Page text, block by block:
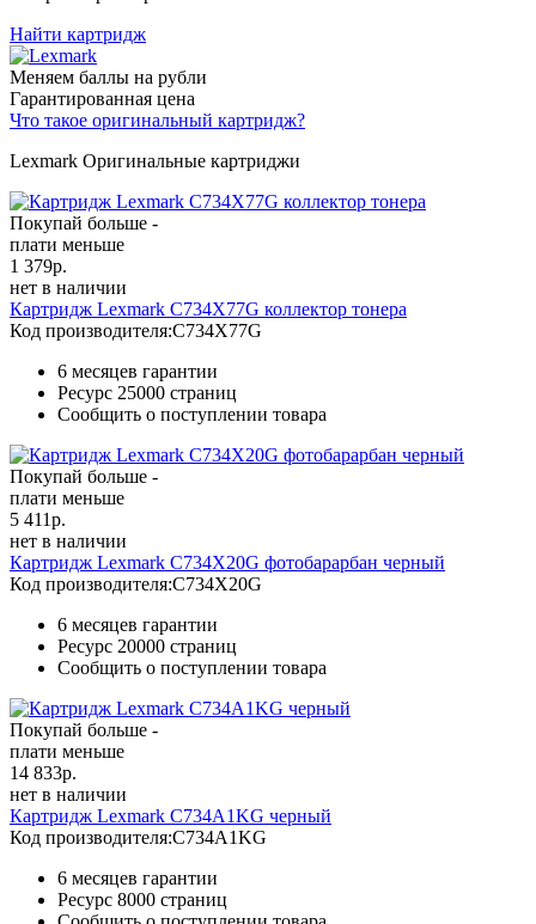
Найти картридж
Меняем баллы на рубли
Гарантированная цена
Что такое оригинальный картридж?
Lexmark Оригинальные картриджи
Покупай больше -
плати меньше
1 379р.
нет в наличии
Картридж Lexmark C734X77G коллектор тонера
Код производителя:C734X77G
6 месяцев гарантии
Ресурс 25000 страниц
Сообщить о поступлении товара
Покупай больше -
плати меньше
5 411р.
нет в наличии
Картридж Lexmark C734X20G фотобарарбан черный
Код производителя:C734X20G
6 месяцев гарантии
Ресурс 20000 страниц
Сообщить о поступлении товара
Покупай больше -
плати меньше
14 833р.
нет в наличии
Картридж Lexmark C734A1KG черный
Код производителя:C734A1KG
6 месяцев гарантии
Ресурс 8000 страниц